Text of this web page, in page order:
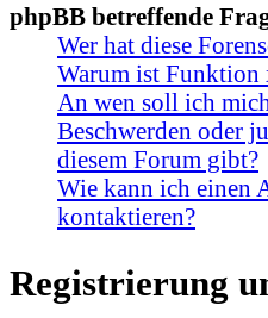
phpBB betreffende
Wer hat diese
Warum ist Funktion
An wen soll ich
Beschwerden oder
diesem Forum gibt?
Wie kann ich einen
kontaktieren?
Registrierung